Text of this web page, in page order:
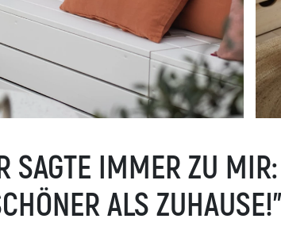
SAGTE IMMER ZU MIR:
ALS ZUHAUSE!"
Diesen Sommer laden wir dich